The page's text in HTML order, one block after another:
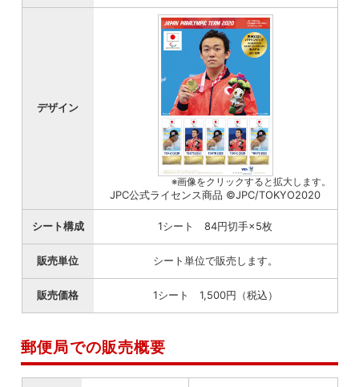
デザイン
※画像をクリックすると拡大します。
JPC公式ライセンス商品 ©JPC/TOKYO2020
シート構成 1シート 84円切手×5枚
販売単位 シート単位で販売します。
販売価格 1シート 1,500円（税込）
郵便局での販売概要